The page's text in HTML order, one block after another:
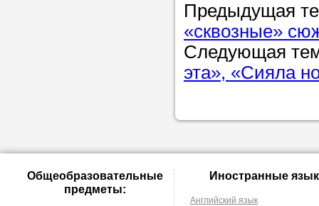
Предыдущая
«cквозные»
Следующая
эта», «Сияла
Общеобразовательные
предметы:
Иностранные
Английский язык